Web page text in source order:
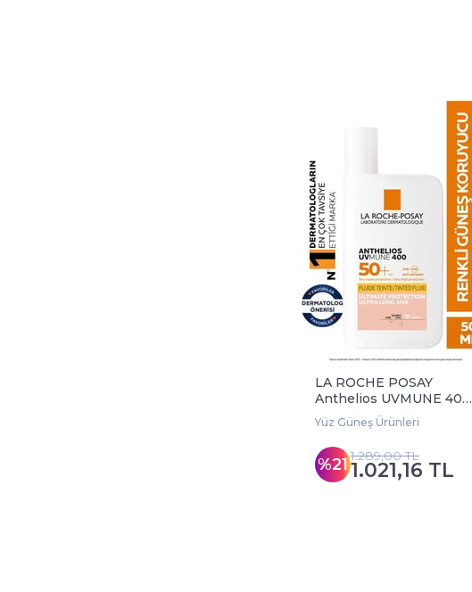
LA ROCHE POSAY
Anthelios UVMUNE 400
SPF50+ Tinted Fluid 50
ml
Yüz Güneş Ürünleri
%211.021,16 TL
1.289,00 TL